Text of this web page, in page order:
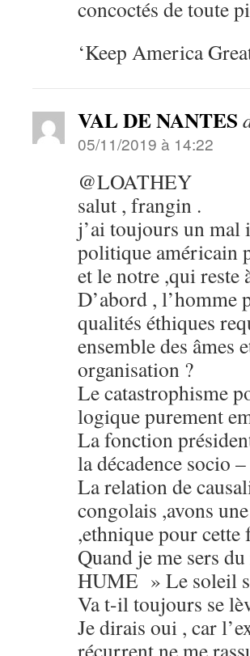
concoctés de toute
‘Keep America
VAL DE NANTES
05/11/2019 à 14:22
@LOATHEY
salut , frangin .
j’ai toujours un mal
politique américain
et le notre ,qui
D’abord , l’homme
qualités éthiques
ensemble des âmes
organisation ?
Le catastrophisme
logique purement
La fonction
la décadence socio
La relation de
congolais ,avons
,ethnique pour cette
Quand je me sers
HUME » Le soleil
Va t-il toujours se
Je dirais oui , car
récurrent ne me